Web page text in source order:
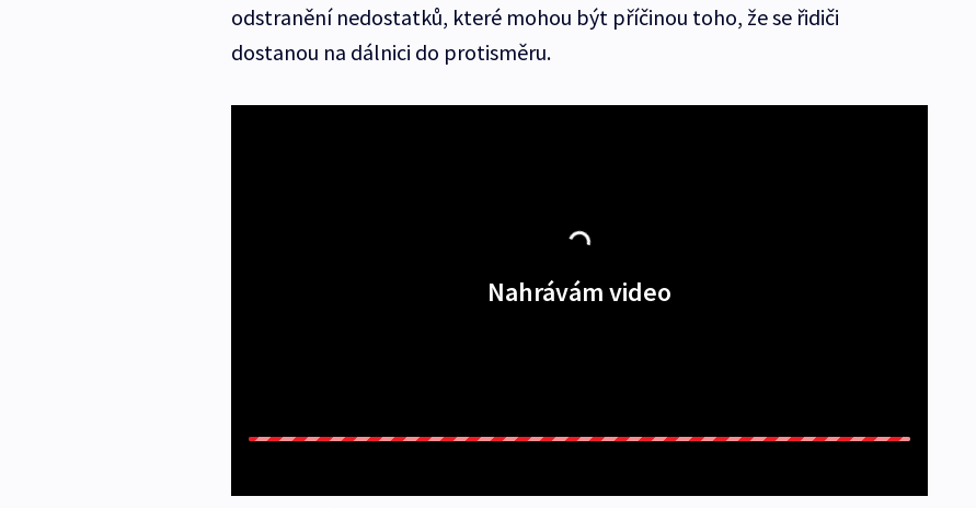
odstranění nedostatků, které mohou být příčinou toho, že se řidiči
dostanou na dálnici do protisměru.
Nahrávám video